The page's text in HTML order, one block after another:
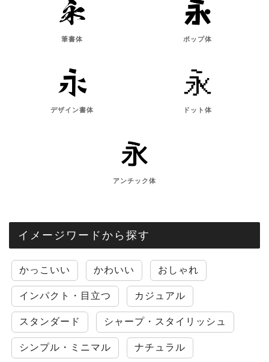
筆書体 ポップ体
デザイン書体 ドット体
アンチック体
イメージワードから探す
かっこいい かわいい おしゃれ
インパクト・目立つ カジュアル
スタンダード シャープ・スタイリッシュ
シンプル・ミニマル ナチュラル